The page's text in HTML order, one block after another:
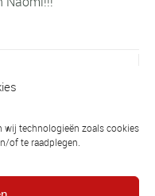
wij technologieën zoals cookies
of te raadplegen.
-